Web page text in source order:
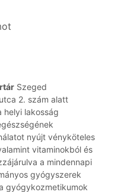
Szeged
2. szám alatt
helyi lakosság
nyújt vényköteles
vitaminokból és
a mindennapi
gyógyszerek
gyógykozmetikumok